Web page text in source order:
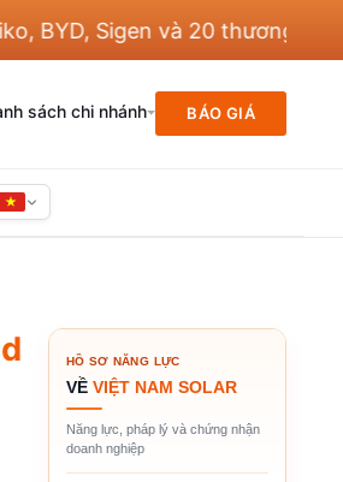
Sigen và 20 thương hiệu khác
sách chi nhánh BÁO GIÁ
HỒ SƠ NĂNG LỰC
VỀ VIỆT NAM SOLAR
Năng lực, pháp lý và chứng nhận
doanh nghiệp